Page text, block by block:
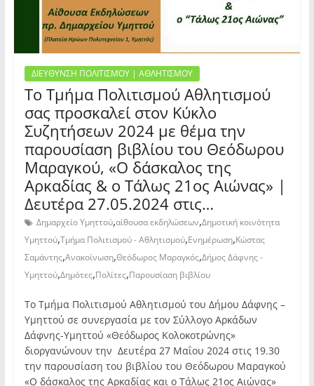
ΔΙΕΥΘΥΝΣΗ ΠΟΛΙΤΙΣΜΟΥ | ΑΘΛΗΤΙΣΜΟΥ
Το Τμήμα Πολιτισμού Αθλητισμού
σας προσκαλεί στον Κύκλο
Συζητήσεων 2024 με θέμα την
παρουσίαση βιβλίου του Θεόδωρου
Μαραγκού, «Ο δάσκαλος της
Αρκαδίας & ο Τάλως 21ος Αιώνας» |
Δευτέρα 27.05.2024 στις…
Δημαρχείο Υμηττού,αίθουσα εκδηλώσεων,Δημοτική κοινότητα
Υμηττού,Τμήμα Πολιτισμού - Αθλητισμού,Ενημέρωση,Κώστας
Σαμάντης,Ανακοίνωση,Θεόδωρος Μαραγκός,Δήμος Δάφνης -
Υμηττού,Δημότες,Πολίτες,Παρουσίαση βιβλίου
Το Τμήμα Πολιτισμού Αθλητισμού του Δήμου Δάφνης –
Υμηττού σε συνεργασία με τον Σύλλογο Αρκάδων
Δάφνης-Υμηττού «Θεόδωρος Κολοκοτρώνης»
διοργανώνουν την Δευτέρα 27 Μαΐου 2024 στις 19.30
την παρουσίαση του βιβλίου του Θεόδωρου Μαραγκού
«Ο δάσκαλος της Αρκαδίας και ο Τάλως 21ος Αιώνας»